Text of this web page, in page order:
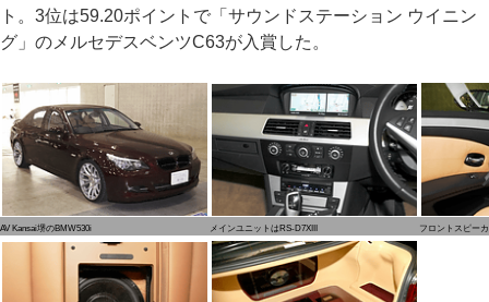
ト。3位は59.20ポイントで「サウンドステーション ウイニン
グ」のメルセデスベンツC63が入賞した。
AV Kansai堺のBMW530i メインユニットはRS-D7XIII フロントスピー